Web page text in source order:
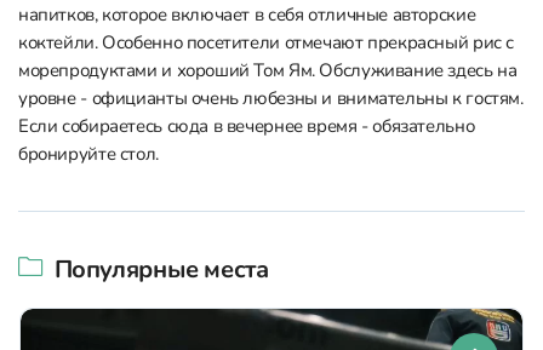
напитков, которое включает в себя отличные авторские
коктейли. Особенно посетители отмечают прекрасный рис с
морепродуктами и хороший Том Ям. Обслуживание здесь на
уровне - официанты очень любезны и внимательны к гостям.
Если собираетесь сюда в вечернее время - обязательно
бронируйте стол.
Популярные места